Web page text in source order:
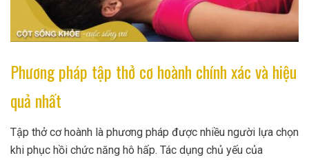
Phương pháp tập thở cơ hoành chính xác và hiệu
quả nhất
Tập thở cơ hoành là phương pháp được nhiều người lựa chọn
khi phục hồi chức năng hô hấp. Tác dụng chủ yếu của